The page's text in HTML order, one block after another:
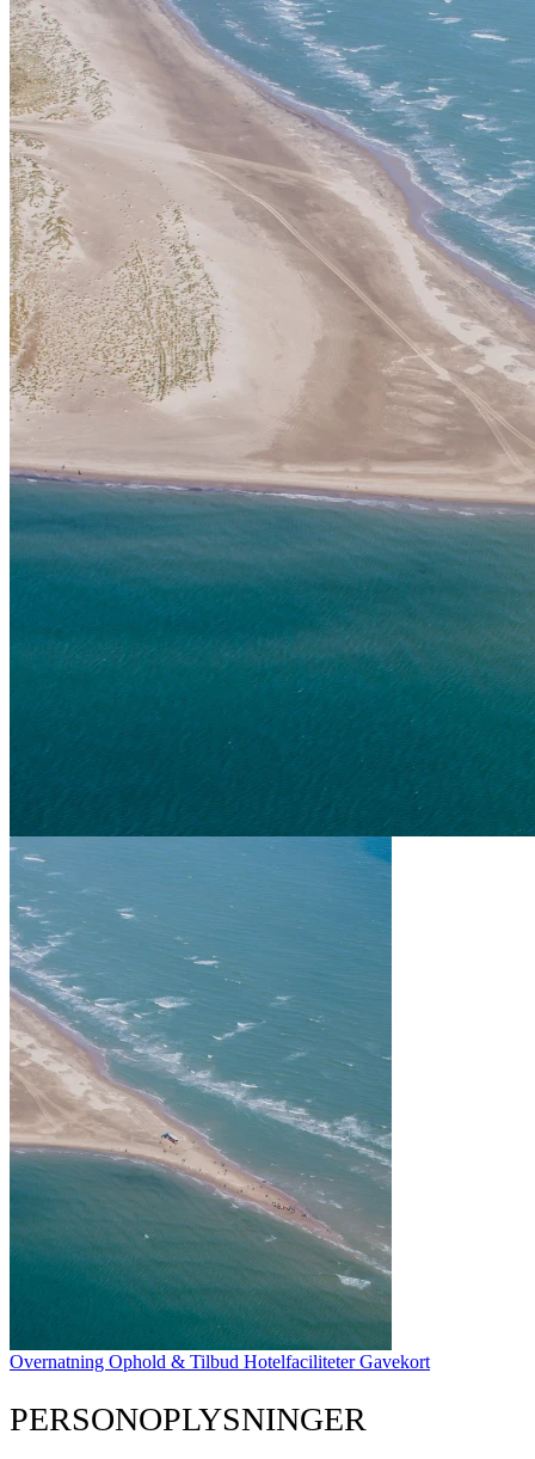
Overnatning Ophold & Tilbud HotelfaciliteterGavekort
PERSONOPLYSNINGER